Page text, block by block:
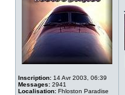
Inscription: 14 Avr 2003, 06:39
Messages: 2941
Localisation: Fhloston Paradise